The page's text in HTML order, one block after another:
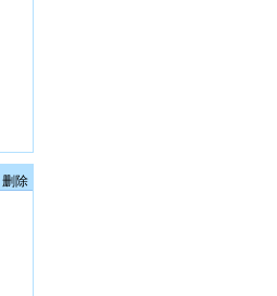
删除